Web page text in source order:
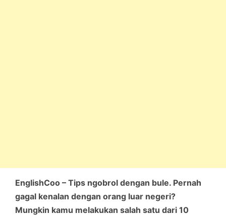
EnglishCoo – Tips ngobrol dengan bule. Pernah
gagal kenalan dengan orang luar negeri?
Mungkin kamu melakukan salah satu dari 10